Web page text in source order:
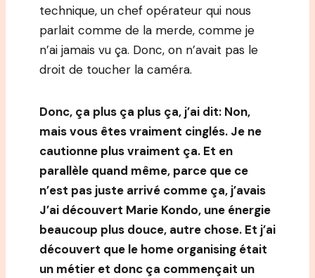
technique, un chef opérateur qui nous
parlait comme de la merde, comme je
n’ai jamais vu ça. Donc, on n’avait pas le
droit de toucher la caméra.
Donc, ça plus ça plus ça, j’ai dit: Non,
mais vous êtes vraiment cinglés. Je ne
cautionne plus vraiment ça. Et en
parallèle quand même, parce que ce
n’est pas juste arrivé comme ça, j’avais
J’ai découvert Marie Kondo, une énergie
beaucoup plus douce, autre chose. Et j’ai
découvert que le home organising était
un métier et donc ça commençait un